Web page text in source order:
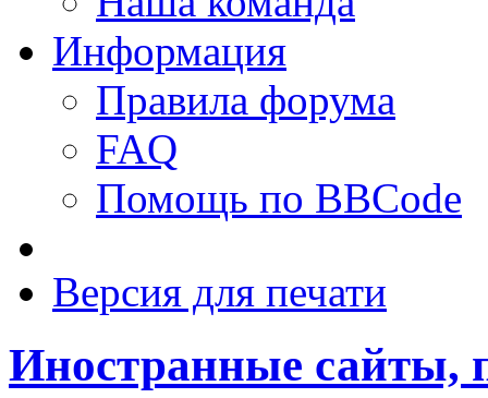
Информация
Правила форума
FAQ
Помощь по BBCode
Версия для печати
Иностранные сайты,